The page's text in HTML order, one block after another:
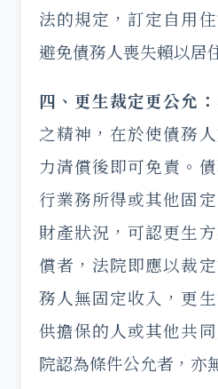
法的規定，訂定自用
避免債務人喪失賴以居
四、更生裁定更公允：
之精神，在於使債務
力清償後即可免責。
行業務所得或其他固
財產狀況，可認更生
償者，法院即應以裁
務人無固定收入，更
供擔保的人或其他共
院認為條件公允者，亦